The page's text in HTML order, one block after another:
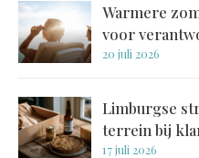
Warmere
voor
20 juli 2026
Limburgse
terrein bij
17 juli 2026